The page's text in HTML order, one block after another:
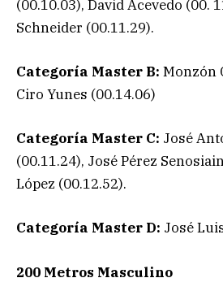
(00.10.03), David Acevedo (00.
Schneider (00.11.29).
Categoría Master B: Monzón
Ciro Yunes (00.14.06)
Categoría Master C: José
(00.11.24), José Pérez
López (00.12.52).
Categoría Master D: José
200 Metros Masculino